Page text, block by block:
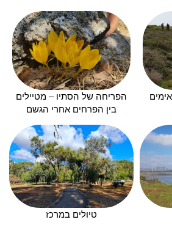
הפריחה של הסתיו – מטיילים
בין הפרחים אחרי הגשם
טיולים במרכז